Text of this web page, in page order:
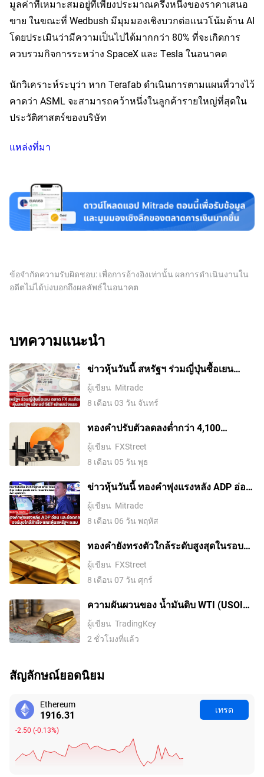
มูลค่าที่เหมาะสมอยู่ที่เพียงประมาณครึ่งหนึ่งของราคาเสนอ
ขาย ในขณะที่ Wedbush มีมุมมองเชิงบวกต่อแนวโน้มด้าน AI
โดยประเมินว่ามีความเป็นไปได้มากกว่า 80% ที่จะเกิดการ
ควบรวมกิจการระหว่าง SpaceX และ Tesla ในอนาคต
นักวิเคราะห์ระบุว่า หาก Terafab ดำเนินการตามแผนที่วางไว้
คาดว่า ASML จะสามารถคว้าหนึ่งในลูกค้ารายใหญ่ที่สุดใน
ประวัติศาสตร์ของบริษัท
แหล่งที่มา
ข้อจำกัดความรับผิดชอบ: เพื่อการอ้างอิงเท่านั้น ผลการดำเนินงานใน
อดีตไม่ได้บ่งบอกถึงผลลัพธ์ในอนาคต
บทความแนะนำ
ข่าวหุ้นวันนี้ สหรัฐฯ ร่วมญี่ปุ่นซื้อเยน
ตลาด FX สะเทือน หุ้นสหรัฐฯ เด้ง แต่ SET
เช้าแกว่งแรง
ผู้เขียน Mitrade
8 เดือน 03 วัน จันทร์
ทองคำปรับตัวลดลงต่ำกว่า 4,100
ดอลลาร์ ขณะที่ตลาดจับตาการเจรจา
ระหว่างสหรัฐฯ กับอิหร่าน
ผู้เขียน FXStreet
8 เดือน 05 วัน พุธ
ข่าวหุ้นวันนี้ ทองคำพุ่งแรงหลัง ADP อ่อน
และข้อตกลงฮอร์มุซใกล้สำเร็จ ขณะหุ้น
สหรัฐฯ ผสม
ผู้เขียน Mitrade
8 เดือน 06 วัน พฤหัส
ทองคำยังทรงตัวใกล้ระดับสูงสุดในรอบ
เจ็ดสัปดาห์ ตลาดรอดีลช่องแคบฮอร์มุซ
ผู้เขียน FXStreet
8 เดือน 07 วัน ศุกร์
ความผันผวนของ น้ำมันดิบ WTI (USOIL)
เพิ่มสูงขึ้นในวันที่ 9 ส.ค.: สิ่งที่ต้องจับตา
ผู้เขียน TradingKey
2 ชั่วโมงที่แล้ว
สัญลักษณ์ยอดนิยม
Ethereum
1916.28
-2.53 (-0.13%)
เทรด